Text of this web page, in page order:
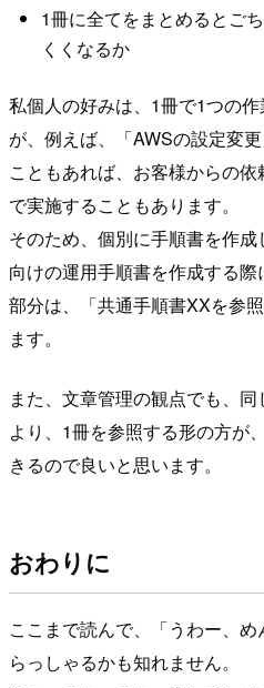
1冊に全てをまとめるとご
くくなるか
私個人の好みは、1冊で1つの
が、例えば、「AWSの設定変
こともあれば、お客様からの依
で実施することもあります。
そのため、個別に手順書を作
向けの運用手順書を作成する
部分は、「共通手順書XXを参
ます。
また、文章管理の観点でも、
より、1冊を参照する形の方が
きるので良いと思います。
おわりに
ここまで読んで、「うわー、
らっしゃるかも知れません。